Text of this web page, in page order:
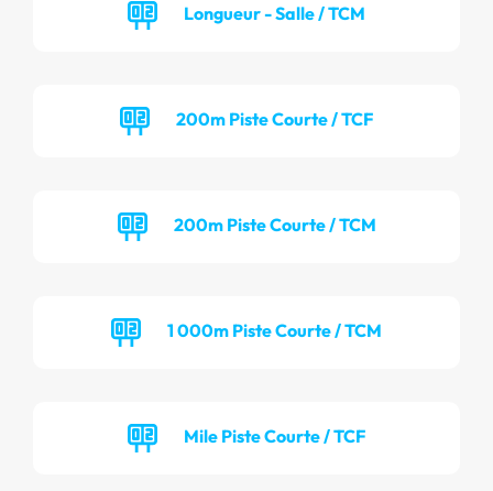
Longueur - Salle / TCM
200m Piste Courte / TCF
200m Piste Courte / TCM
1 000m Piste Courte / TCM
Mile Piste Courte / TCF